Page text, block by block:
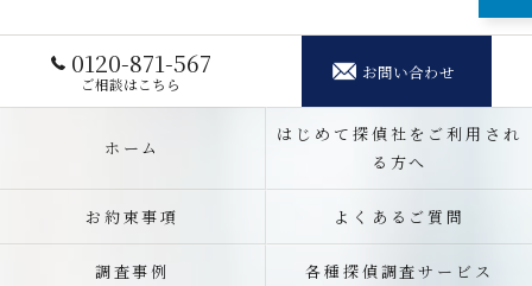
0120-871-567
ご相談はこちら
お問い合わせ
ホーム
はじめて探偵社をご利用され
る方へ
お約束事項 よくあるご質問
調査事例 各種探偵調査サービス